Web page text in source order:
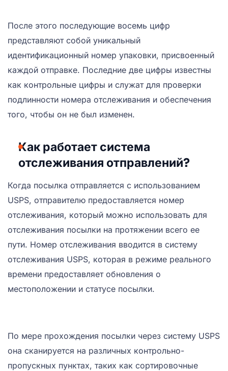
После этого последующие восемь цифр
представляют собой уникальный
идентификационный номер упаковки, присвоенный
каждой отправке. Последние две цифры известны
как контрольные цифры и служат для проверки
подлинности номера отслеживания и обеспечения
того, чтобы он не был изменен.
Как работает система
отслеживания отправлений?
Когда посылка отправляется с использованием
USPS, отправителю предоставляется номер
отслеживания, который можно использовать для
отслеживания посылки на протяжении всего ее
пути. Номер отслеживания вводится в систему
отслеживания USPS, которая в режиме реального
времени предоставляет обновления о
местоположении и статусе посылки.
По мере прохождения посылки через систему USPS
она сканируется на различных контрольно-
пропускных пунктах, таких как сортировочные